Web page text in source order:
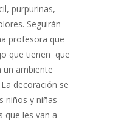
purpurinas,
Seguirán
profesora que
que tienen que
un ambiente
decoración se
niños y niñas
que les van a